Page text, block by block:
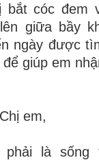
bắt cóc đem
giữa bầy
ngày được
giúp em
em,
phải là sống